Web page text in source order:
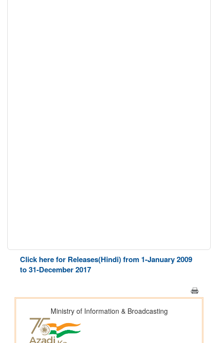
Click here for Releases(Hindi) from 1-January 2009
to 31-December 2017